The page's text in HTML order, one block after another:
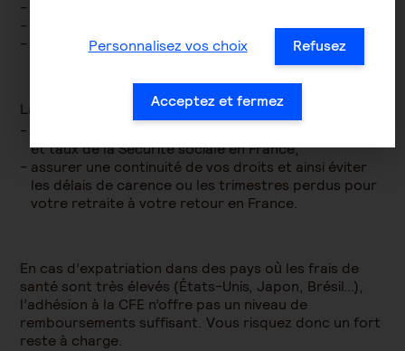
accidents du travail et maladies professionnelles,
vieillesse.
La CFE vous permet de :
et taux de la Sécurité sociale en France,
assurer une continuité de vos droits et ainsi éviter
les délais de carence ou les trimestres perdus pour
votre retraite à votre retour en France.
En cas d’expatriation dans des pays où les frais de
santé sont très élevés (États-Unis, Japon, Brésil…),
l’adhésion à la CFE n’offre pas un niveau de
remboursements suffisant. Vous risquez donc un fort
reste à charge.
Personnalisez vos choix Refusez
Acceptez et fermez